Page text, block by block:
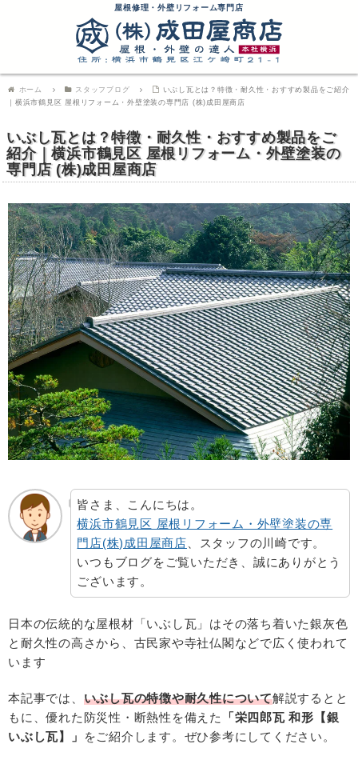
屋根修理・外壁リフォーム専門店
ホーム スタッフブログ
いぶし瓦とは？特徴・耐久性・おすすめ製品をご紹介
｜横浜市鶴見区 屋根リフォーム・外壁塗装の専門店 (株)成田屋商店
いぶし瓦とは？特徴・耐久性・おすすめ製品をご
紹介｜横浜市鶴見区 屋根リフォーム・外壁塗装の
専門店 (株)成田屋商店
皆さま、こんにちは。
横浜市鶴見区 屋根リフォーム・外壁塗装の専
門店(株)成田屋商店 、スタッフの川崎です。
いつもブログをご覧いただき、誠にありがとう
ございます。
日本の伝統的な屋根材「いぶし瓦」はその落ち着いた銀灰色
と耐久性の高さから、古民家や寺社仏閣などで広く使われて
います
本記事では、 いぶし瓦の特徴や耐久性について解説するとと
もに、優れた防災性・断熱性を備えた
「栄四郎瓦 和形【銀
いぶし瓦】」
をご紹介します。ぜひ参考にしてください。